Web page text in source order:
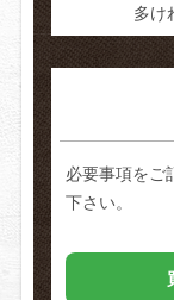
多け
必要事項をご
下さい。